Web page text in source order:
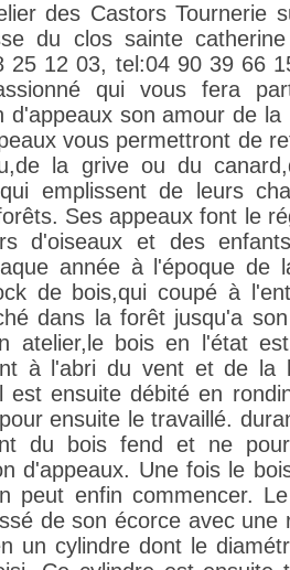
des Castors Tournerie
du clos sainte
25 12 03, tel:04 90 39 66
qui vous fera
d'appeaux son amour de la
vous permettront de
la grive ou du
emplissent de leurs
Ses appeaux font le
d'oiseaux et des
année à l'époque de
de bois,qui coupé à
dans la forêt jusqu'a
atelier,le bois en l'état
à l'abri du vent et de la
est ensuite débité en
ensuite le travaillé.
du bois fend et ne
d'appeaux. Une fois le
peut enfin commencer.
de son écorce avec une
un cylindre dont le